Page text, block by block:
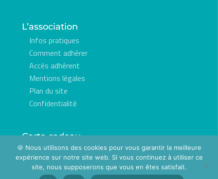
L’association
Infos pratiques
Comment adhérer
Accès adhérent
Mentions légales
Plan du site
Confidentialité
Carte cadeau
Commander
🍪 Nous utilisons des cookies pour vous garantir la meilleure
expérience sur notre site web. Si vous continuez à utiliser ce
site, nous supposerons que vous en êtes satisfait.